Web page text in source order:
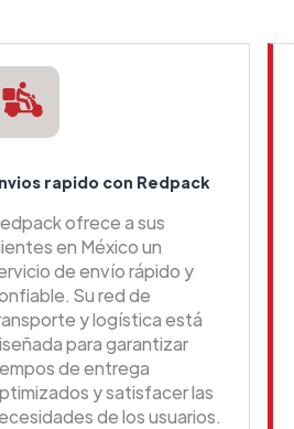
rapido con Redpack
ofrece a sus
en México un
de envío rápido y
Su red de
y logística está
para garantizar
de entrega
y satisfacer las
de los usuarios.